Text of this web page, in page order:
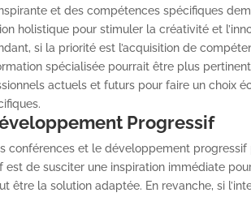
et des compétences spécifiques
holistique pour stimuler la créativité et
si la priorité est l’acquisition de
spécialisée pourrait être plus
actuels et futurs pour faire un choix
Progressif
conférences et le développement
est de susciter une inspiration immédiate
être la solution adaptée. En revanche, si